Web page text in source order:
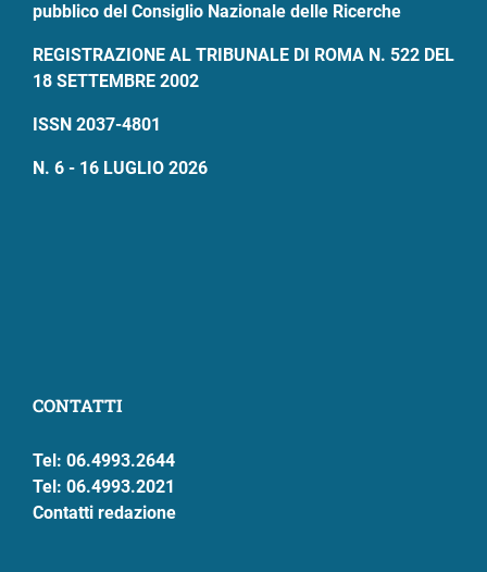
pubblico del Consiglio Nazionale delle Ricerche
REGISTRAZIONE AL TRIBUNALE DI ROMA N. 522 DEL
18 SETTEMBRE 2002
ISSN 2037-4801
N. 6 - 16 LUGLIO 2026
CONTATTI
Tel: 06.4993.2644
Tel: 06.4993.2021
Contatti redazione